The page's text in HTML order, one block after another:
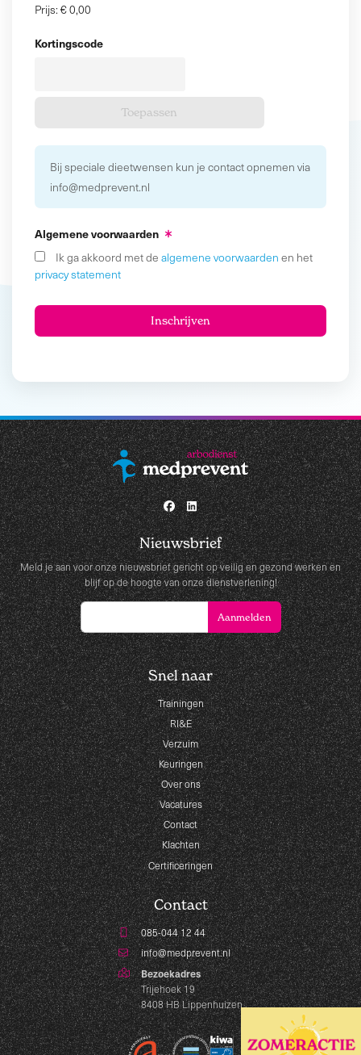
Prijs: € 0,00
Kortingscode
Bij speciale dieetwensen kun je contact opnemen via
info@medprevent.nl
Algemene voorwaarden
Ik ga akkoord met de algemene voorwaarden en het
privacy statement
Nieuwsbrief
Meld je aan voor onze nieuwsbrief gericht op veilig en gezond werken en
blijf op de hoogte van onze dienstverlening!
Snel naar
Trainingen
RI&E
Verzuim
Keuringen
Over ons
Vacatures
Contact
Klachten
Certificeringen
Contact
085-044 12 44
info@medprevent.nl
Bezoekadres
Trijehoek 19
8408 HB Lippenhuizen